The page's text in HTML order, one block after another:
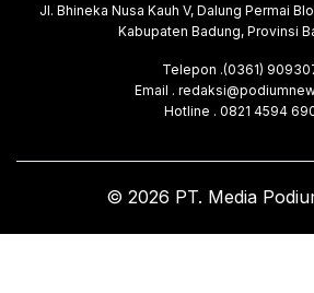
Jl. Bhineka Nusa Kauh V, Dalung Permai
Kabupaten Badung, Provinsi
Telepon .(0361)
Email .
Hotline . 0821 4594
© 2026 PT. Media